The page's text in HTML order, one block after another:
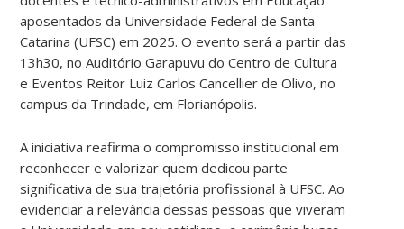
aposentados da Universidade Federal de Santa
Catarina (UFSC) em 2025. O evento será a partir das
13h30, no Auditório Garapuvu do Centro de Cultura
e Eventos Reitor Luiz Carlos Cancellier de Olivo, no
campus da Trindade, em Florianópolis.
A iniciativa reafirma o compromisso institucional em
reconhecer e valorizar quem dedicou parte
significativa de sua trajetória profissional à UFSC. Ao
evidenciar a relevância dessas pessoas que viveram